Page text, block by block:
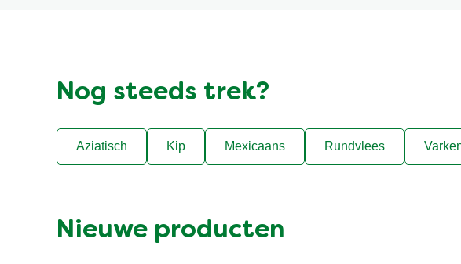
Nog steeds trek?
Aziatisch Kip Mexicaans Rundvlees
Nieuwe producten